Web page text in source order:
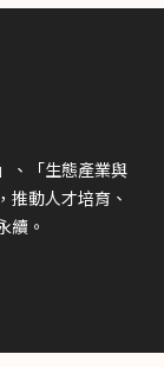
、「生態產業與
推動人才培育、
續。